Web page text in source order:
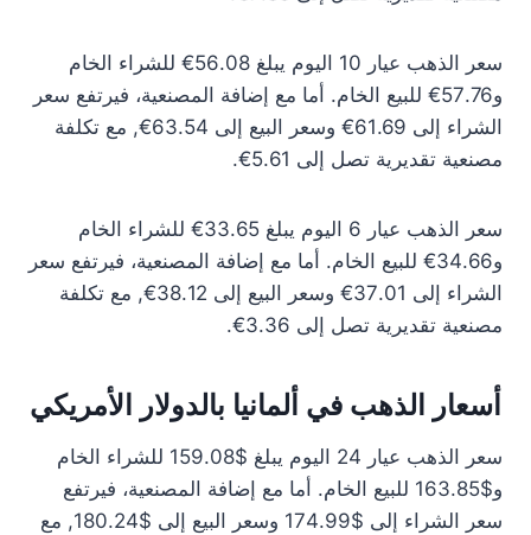
سعر الذهب عيار 10 اليوم يبلغ 56.08€ للشراء الخام
و57.76€ للبيع الخام. أما مع إضافة المصنعية، فيرتفع سعر
الشراء إلى 61.69€ وسعر البيع إلى 63.54€, مع تكلفة
مصنعية تقديرية تصل إلى 5.61€.
سعر الذهب عيار 6 اليوم يبلغ 33.65€ للشراء الخام
و34.66€ للبيع الخام. أما مع إضافة المصنعية، فيرتفع سعر
الشراء إلى 37.01€ وسعر البيع إلى 38.12€, مع تكلفة
مصنعية تقديرية تصل إلى 3.36€.
أسعار الذهب في ألمانيا بالدولار الأمريكي
سعر الذهب عيار 24 اليوم يبلغ $159.08 للشراء الخام
و$163.85 للبيع الخام. أما مع إضافة المصنعية، فيرتفع
سعر الشراء إلى $174.99 وسعر البيع إلى $180.24, مع